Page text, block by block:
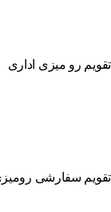
رو میزی اداری
سفارشی رومیزی